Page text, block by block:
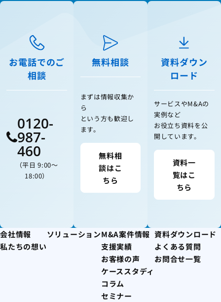
お電話でのご
相談
0120-
987-
460
（平日 9:00〜
18:00）
無料相談
まずは情報収集か
ら
という方も歓迎し
ます。
無料相
談はこ
ちら
資料ダウン
ロード
サービスやM&Aの
実例など
お役立ち資料を公
開しています。
資料一
覧はこ
ちら
会社情報
私たちの想い
ソリューションM&A案件情報
支援実績
お客様の声
ケーススタディ
コラム
セミナー
資料ダウンロード
よくある質問
お問合せ一覧